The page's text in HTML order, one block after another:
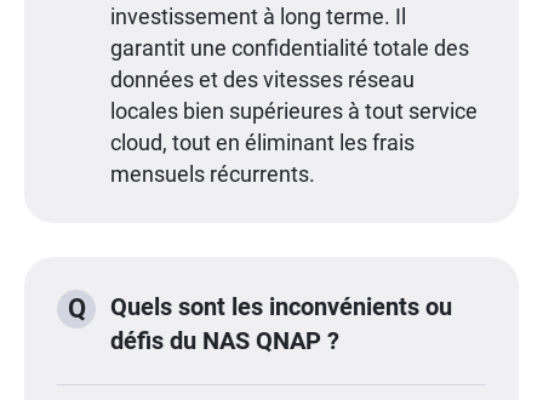
investissement à long terme. Il
garantit une confidentialité totale des
données et des vitesses réseau
locales bien supérieures à tout service
cloud, tout en éliminant les frais
mensuels récurrents.
Q
Quels sont les inconvénients ou
défis du NAS QNAP ?